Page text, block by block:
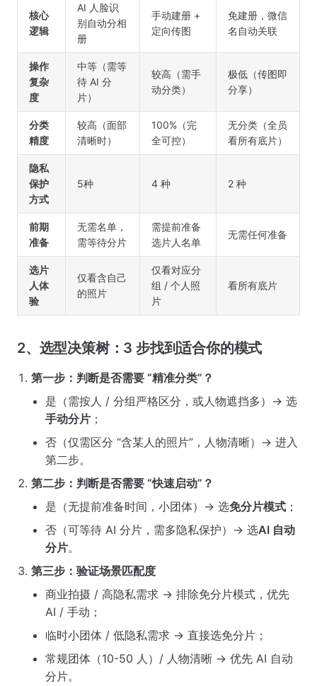
核心
逻辑
AI 人脸识
别自动分相
册
手动建册 +
定向传图
免建册，微信
名自动关联
操作
复杂
度
中等（需等
待 AI 分
片）
较高（需手
动分类）
极低（传图即
分享）
分类
精度
较高（面部
清晰时）
100%（完
全可控）
无分类（全员
看所有底片）
隐私
保护
方式
5种 4 种 2 种
前期
准备
无需名单，
需等待分片
需提前准备
选片人名单
无需任何准备
选片
人体
验
仅看含自己
的照片
仅看对应分
组 / 个人照
片
看所有底片
2、选型决策树：3 步找到适合你的模式
第一步：判断是否需要 “精准分类”？
是（需按人 / 分组严格区分，或人物遮挡多）→ 选
手动分片 ；
否（仅需区分 “含某人的照片”，人物清晰）→ 进入
第二步。
第二步：判断是否需要 “快速启动”？
是（无提前准备时间，小团体）→ 选免分片模式 ；
否（可等待 AI 分片，需多隐私保护）→ 选AI 自动
分片。
第三步：验证场景匹配度
商业拍摄 / 高隐私需求 → 排除免分片模式，优先
AI / 手动；
临时小团体 / 低隐私需求 → 直接选免分片；
常规团体（10-50 人）/ 人物清晰 → 优先 AI 自动
分片。